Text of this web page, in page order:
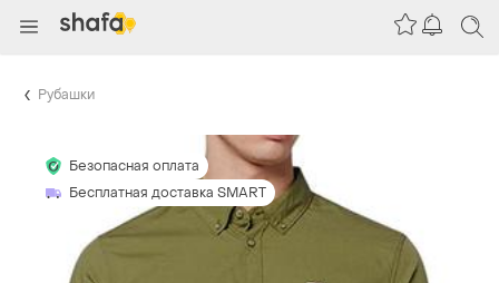
Рубашки
Безопасная оплата
Бесплатная доставка SMART